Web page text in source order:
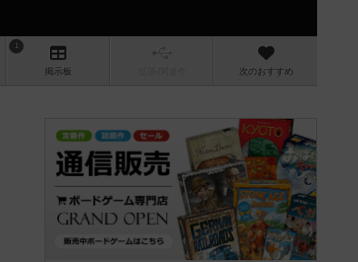
1
掲示板 次のおすすめ